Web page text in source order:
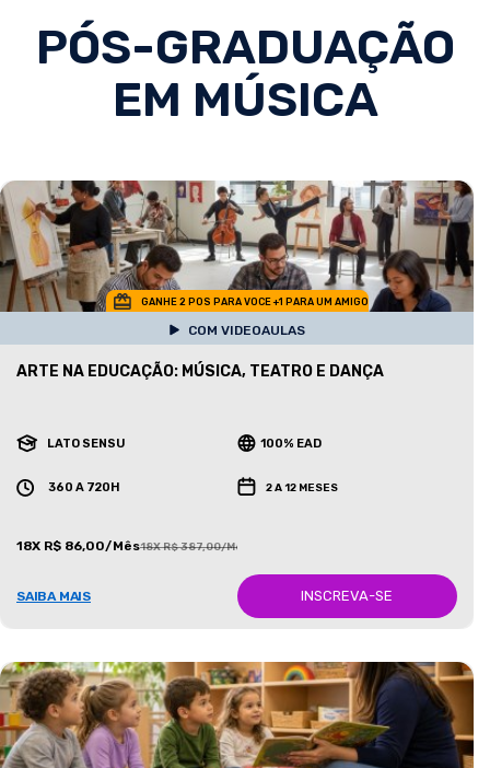
PÓS-GRADUAÇÃO
EM MÚSICA
GANHE 2 POS PARA VOCE +1 PARA UM AMIGO
COM VIDEOAULAS
ARTE NA EDUCAÇÃO: MÚSICA, TEATRO E DANÇA
LATO SENSU 100% EAD
360 A 720H 2 A 12 MESES
18X R$ 86,00/Mês18X R$ 387,00/Mês
SAIBA MAIS INSCREVA-SE